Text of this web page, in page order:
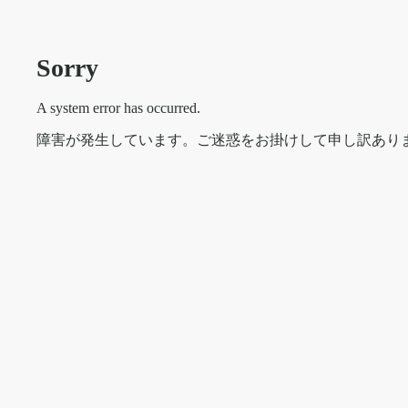
Sorry
A system error has occurred.
障害が発生しています。ご迷惑をお掛けして申し訳あり